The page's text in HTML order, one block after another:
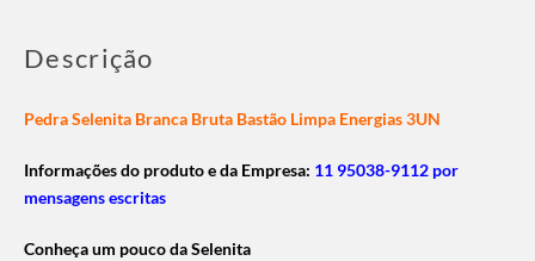
Descrição
Pedra Selenita Branca Bruta Bastão Limpa Energias 3UN
Informações do produto e da Empresa: 11 95038-9112 por
mensagens escritas
Conheça um pouco da Selenita